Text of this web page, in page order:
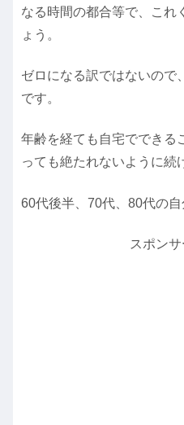
なる時間の都合等で、これ
ょう。
ゼロになる訳ではないので
です。
年齢を経ても自宅でできる
っても絶たれないように
60代後半、70代、80代の自
スポン